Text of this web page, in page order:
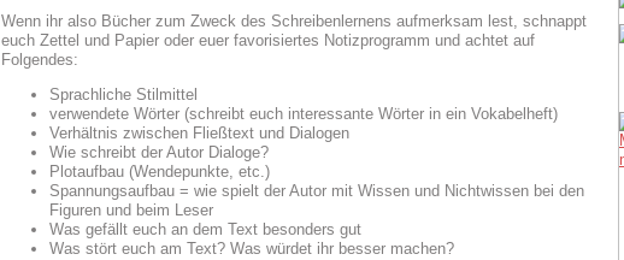
Wenn ihr also Bücher zum Zweck des Schreibenlernens aufmerksam lest, schnappt
euch Zettel und Papier oder euer favorisiertes Notizprogramm und achtet auf
Folgendes:
Sprachliche Stilmittel
verwendete Wörter (schreibt euch interessante Wörter in ein Vokabelheft)
Verhältnis zwischen Fließtext und Dialogen
Wie schreibt der Autor Dialoge?
Plotaufbau (Wendepunkte, etc.)
Spannungsaufbau = wie spielt der Autor mit Wissen und Nichtwissen bei den
Figuren und beim Leser
Was gefällt euch an dem Text besonders gut
Was stört euch am Text? Was würdet ihr besser machen?